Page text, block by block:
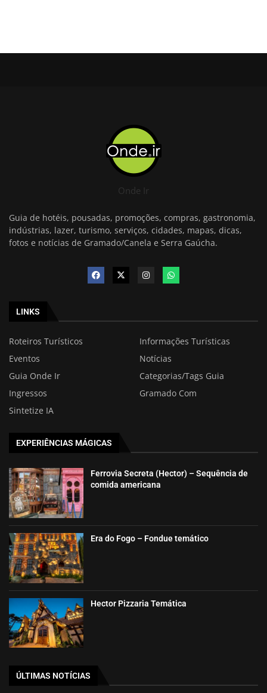
Onde Ir
Guia de hotéis, pousadas, promoções, compras, gastronomia,
indústrias, lazer, turismo, serviços, cidades, mapas, dicas,
fotos e notícias de Gramado/Canela e Serra Gaúcha.
LINKS
Roteiros Turísticos
Informações Turísticas
Eventos
Notícias
Guia Onde Ir
Categorias/Tags Guia
Ingressos
Gramado Com
Sintetize IA
EXPERIÊNCIAS MÁGICAS
Ferrovia Secreta (Hector) – Sequência de
comida americana
Era do Fogo – Fondue temático
Hector Pizzaria Temática
ÚLTIMAS NOTÍCIAS